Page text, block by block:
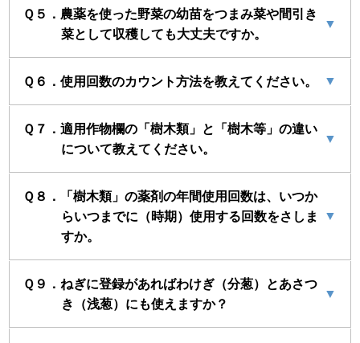
Ｑ５．農薬を使った野菜の幼苗をつまみ菜や間引き
菜として収穫しても大丈夫ですか。
▼
Ｑ６．使用回数のカウント方法を教えてください。 ▼
Ｑ７．適用作物欄の「樹木類」と「樹木等」の違い
について教えてください。
▼
Ｑ８．「樹木類」の薬剤の年間使用回数は、いつか
らいつまでに（時期）使用する回数をさしま
すか。
▼
Ｑ９．ねぎに登録があればわけぎ（分葱）とあさつ
き（浅葱）にも使えますか？
▼